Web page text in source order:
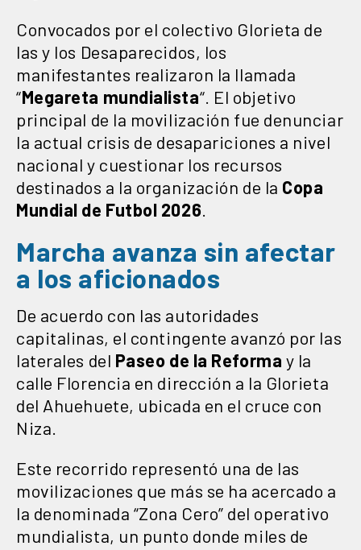
Convocados por el colectivo Glorieta de
las y los Desaparecidos, los
manifestantes realizaron la llamada
“Megareta mundialista“. El objetivo
principal de la movilización fue denunciar
la actual crisis de desapariciones a nivel
nacional y cuestionar los recursos
destinados a la organización de la Copa
Mundial de Futbol 2026
Marcha avanza sin afectar
a los aficionados
De acuerdo con las autoridades
capitalinas, el contingente avanzó por las
laterales del Paseo de la Reforma y la
calle Florencia en dirección a la Glorieta
del Ahuehuete, ubicada en el cruce con
Niza.
Este recorrido representó una de las
movilizaciones que más se ha acercado a
la denominada “Zona Cero” del operativo
mundialista, un punto donde miles de